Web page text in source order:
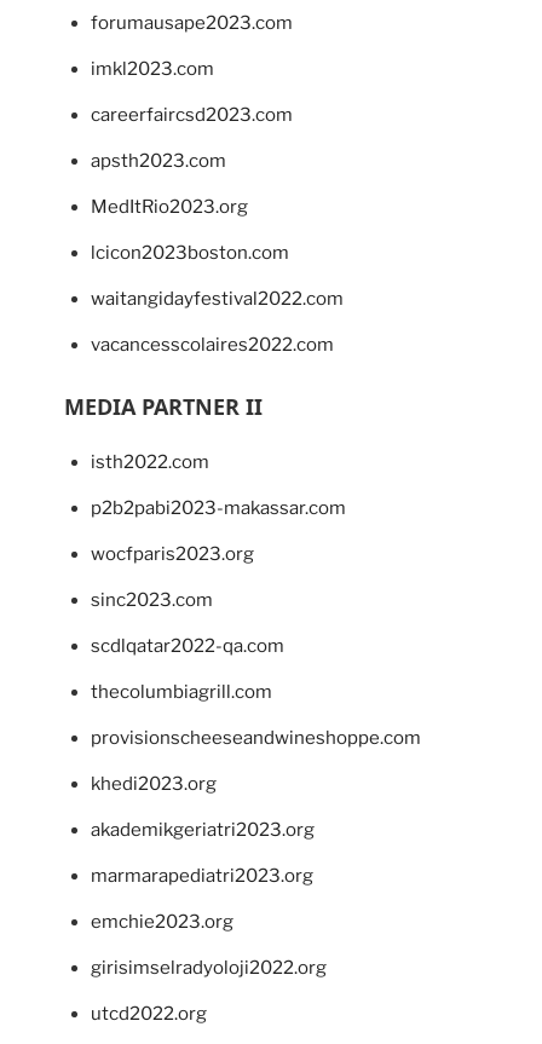
forumausape2023.com
imkl2023.com
careerfaircsd2023.com
apsth2023.com
MedItRio2023.org
lcicon2023boston.com
waitangidayfestival2022.com
vacancesscolaires2022.com
MEDIA PARTNER II
isth2022.com
p2b2pabi2023-makassar.com
wocfparis2023.org
sinc2023.com
scdlqatar2022-qa.com
thecolumbiagrill.com
provisionscheeseandwineshoppe.com
khedi2023.org
akademikgeriatri2023.org
marmarapediatri2023.org
emchie2023.org
girisimselradyoloji2022.org
utcd2022.org